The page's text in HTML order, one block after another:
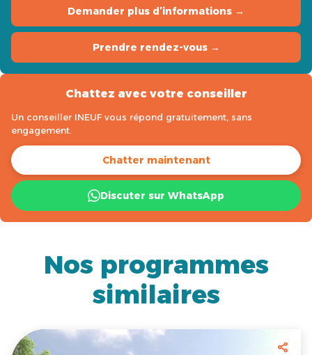
Demander plus d’informations →
Prendre rendez-vous →
Chattez avec votre conseiller
Un conseiller INEUF vous répond gratuitement, sans
engagement.
Chatter maintenant
Discuter sur WhatsApp
Nos programmes
similaires